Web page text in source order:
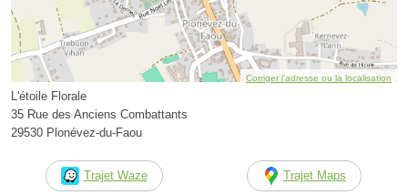
Corriger l’adresse ou la localisation
L'étoile Florale
35 Rue des Anciens Combattants
29530 Plonévez-du-Faou
Trajet Waze Trajet Maps